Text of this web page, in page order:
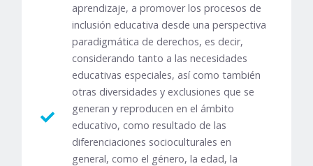
aprendizaje, a promover los procesos de
inclusión educativa desde una perspectiva
paradigmática de derechos, es decir,
considerando tanto a las necesidades
educativas especiales, así como también
otras diversidades y exclusiones que se
generan y reproducen en el ámbito
educativo, como resultado de las
diferenciaciones socioculturales en
general, como el género, la edad, la